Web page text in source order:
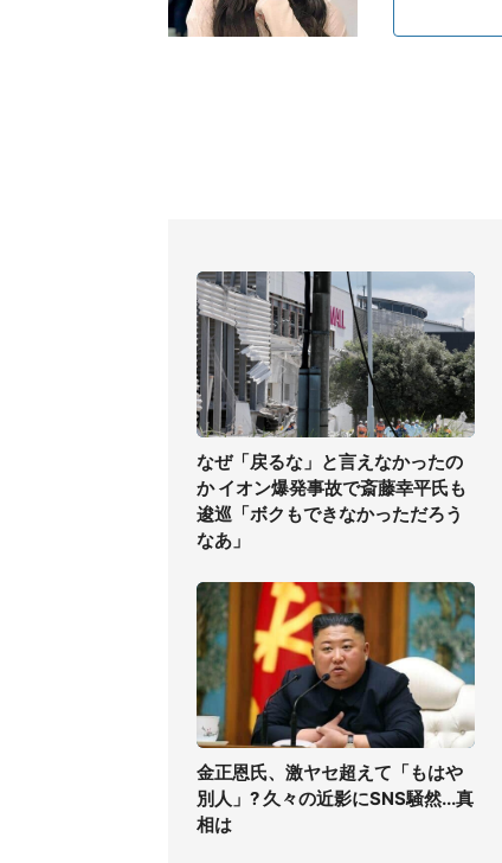
なぜ「戻るな」と言えなかったの
か イオン爆発事故で斎藤幸平氏も
逡巡「ボクもできなかっただろう
なあ」
金正恩氏、激ヤセ超えて「もはや
別人」? 久々の近影にSNS騒然...真
相は